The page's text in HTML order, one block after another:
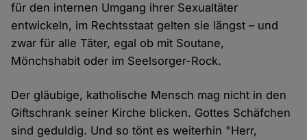
für den internen Umgang ihrer Sexualtäter
entwickeln, im Rechtsstaat gelten sie längst – und
zwar für alle Täter, egal ob mit Soutane,
Mönchshabit oder im Seelsorger-Rock.
Der gläubige, katholische Mensch mag nicht in den
Giftschrank seiner Kirche blicken. Gottes Schäfchen
sind geduldig. Und so tönt es weiterhin "Herr,